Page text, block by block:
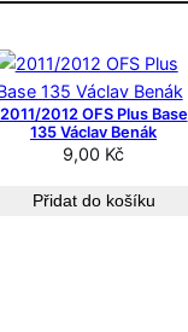
2011/2012 OFS Plus Base
135 Václav Benák
9,00 Kč
Přidat do košíku